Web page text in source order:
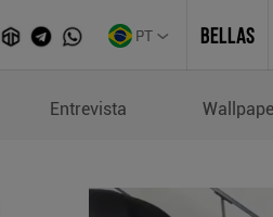
PT BELLAS
Entrevista